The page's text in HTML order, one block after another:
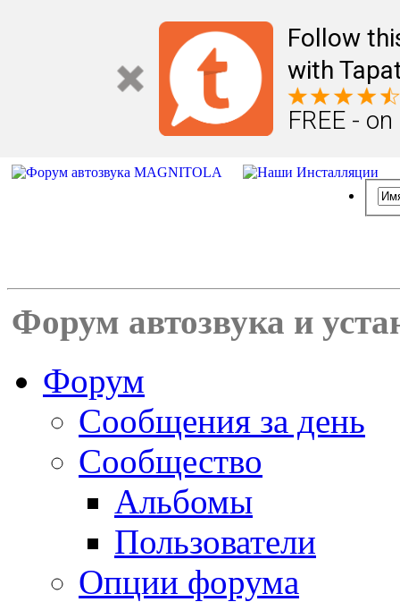
Follow
with
FREE -
Форум автозвука и
Форум
Сообщения за день
Сообщество
Альбомы
Пользователи
Опции форума